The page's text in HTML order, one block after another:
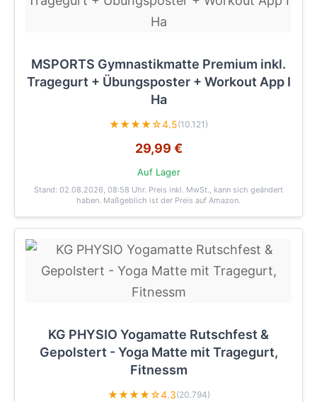
MSPORTS Gymnastikmatte Premium inkl.
Tragegurt + Übungsposter + Workout App I
Ha
★★★★☆4.5(10.121)
29,99 €
Auf Lager
Stand: 02.08.2026, 08:58 Uhr. Preis inkl. MwSt., kann sich geändert
haben. Maßgeblich ist der Preis auf Amazon.
KG PHYSIO Yogamatte Rutschfest &
Gepolstert - Yoga Matte mit Tragegurt,
Fitnessm
★★★★☆4.3(20.794)